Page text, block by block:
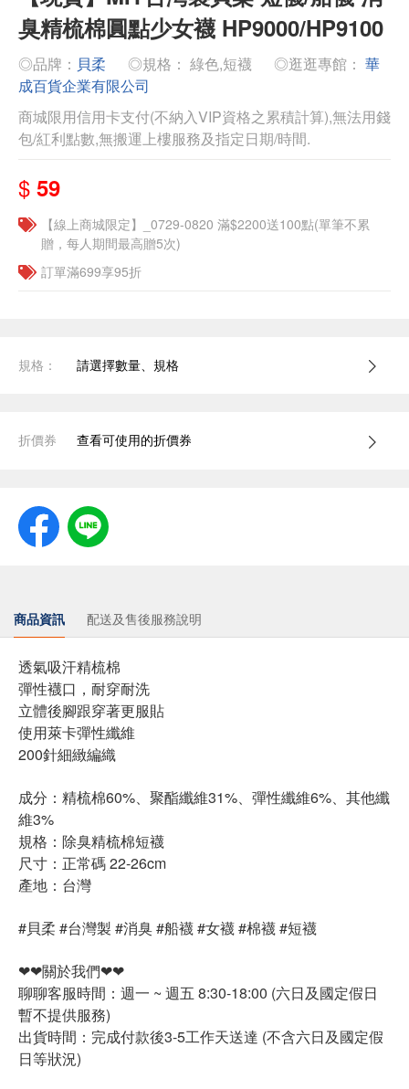
臭精梳棉圓點少女襪 HP9000/HP9100
◎品牌： 貝柔 ◎規格： 綠色,短襪 ◎逛逛專館： 華
成百貨企業有限公司
商城限用信用卡支付(不納入VIP資格之累積計算),無法用錢
包/紅利點數,無搬運上樓服務及指定日期/時間.
$ 59
【線上商城限定】_0729-0820 滿$2200送100點(單筆不累
贈，每人期間最高贈5次)
訂單滿699享95折
規格： 請選擇數量、規格
折價券 查看可使用的折價券
商品資訊 配送及售後服務說明
透氣吸汗精梳棉
彈性襪口，耐穿耐洗
立體後腳跟穿著更服貼
使用萊卡彈性纖維
200針細緻編織
成分：精梳棉60%、聚酯纖維31%、彈性纖維6%、其他纖
維3%
規格：除臭精梳棉短襪
尺寸：正常碼 22-26cm
產地：台灣
#貝柔 #台灣製 #消臭 #船襪 #女襪 #棉襪 #短襪
❤❤關於我們❤❤
聊聊客服時間：週一 ~ 週五 8:30-18:00 (六日及國定假日
暫不提供服務)
出貨時間：完成付款後3-5工作天送達 (不含六日及國定假
日等狀況)